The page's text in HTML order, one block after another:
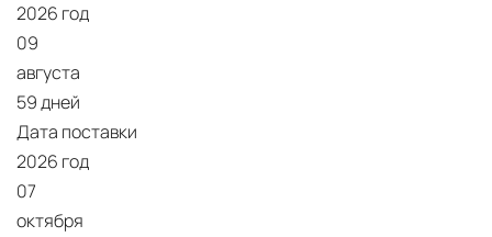
Доставка до адреса
месту назначения с соблюдением сроков
Профессиональная выгрузка
квалифицированные грузчики
специального оборудования и техники
2026 год
09
августа
59 дней
Дата поставки
2026 год
07
октября